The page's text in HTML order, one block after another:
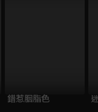
錯惹胭脂色